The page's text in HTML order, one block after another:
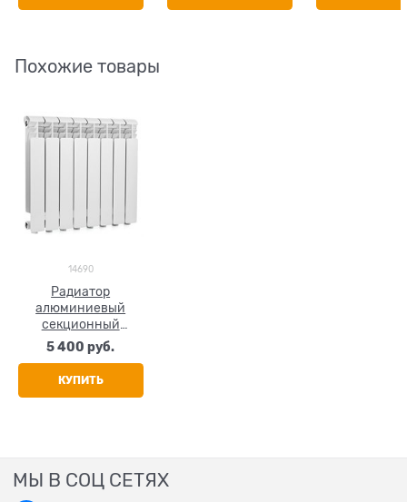
Похожие товары
14690
Радиатор
алюминиевый
секционный
GLOBAL ISEO 350, 9
секций
5 400 руб.
КУПИТЬ
МЫ В СОЦ СЕТЯХ